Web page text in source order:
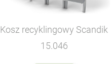
Kosz recyklingowy Scandik
15.046